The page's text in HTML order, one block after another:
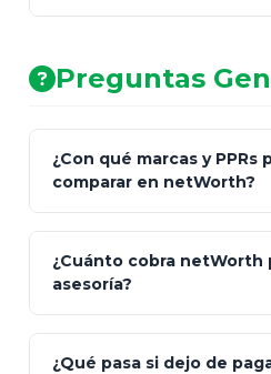
AA (Muy Fuerte)
Preguntas
¿Con qué marcas y PPRs
comparar en netWorth?
¿Cuánto cobra netWorth
asesoría?
¿Qué pasa si dejo de